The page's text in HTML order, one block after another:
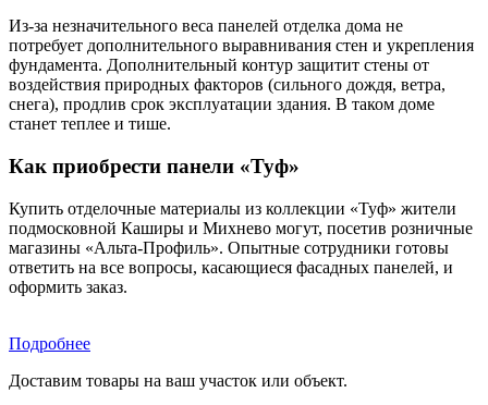
Из-за незначительного веса панелей отделка дома не
потребует дополнительного выравнивания стен и укрепления
фундамента. Дополнительный контур защитит стены от
воздействия природных факторов (сильного дождя, ветра,
снега), продлив срок эксплуатации здания. В таком доме
станет теплее и тише.
Как приобрести панели «Туф»
Купить отделочные материалы из коллекции «Туф» жители
подмосковной Каширы и Михнево могут, посетив розничные
магазины «Альта-Профиль». Опытные сотрудники готовы
ответить на все вопросы, касающиеся фасадных панелей, и
оформить заказ.
Подробнее
Доставим товары на ваш участок или объект.